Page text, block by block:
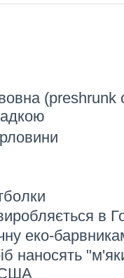
(preshrunk
в
еко-
наносять